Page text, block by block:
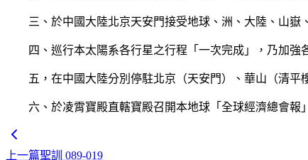
三、於中國大陸北京天安門接受地球、洲、大陸、山嶽
四、巡行本太陽系各行星之行程「一次完成」，乃加強
五，在中國大陸分別停駐北京（天安門）、華山（清平
六、於凌霄寶殿直轄寶殿召開本地球「全球經濟總會報
上一篇聖訓 089-019